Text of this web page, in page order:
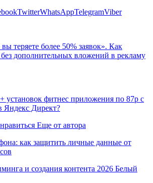
TwitterWhatsAppTelegramViber
теряете более 50% заявок». Как
дополнительных вложений в рекламу
установок фитнес приложения по 87р с
Директ?
Еще от автора
как защитить личные данные от
и создания контента 2026 Белый